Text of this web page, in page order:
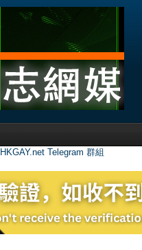
HKGAY.net Telegram 群組